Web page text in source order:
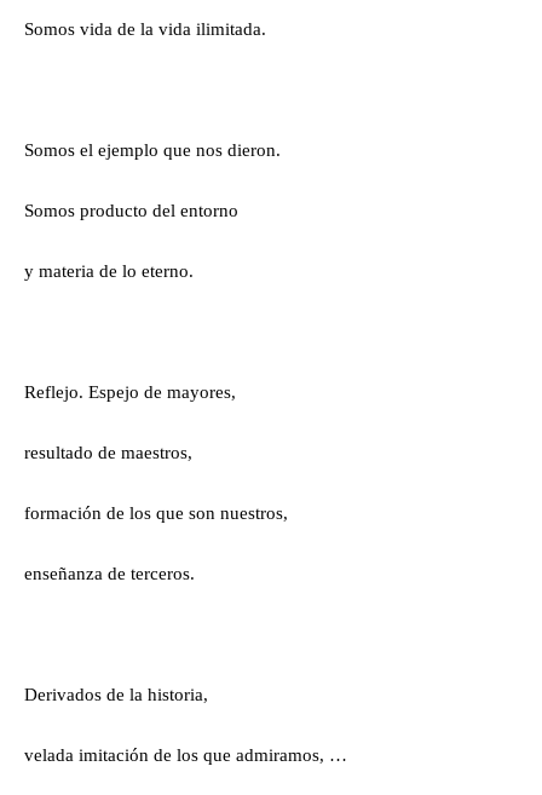
Somos vida de la vida ilimitada.
Somos el ejemplo que nos dieron.
Somos producto del entorno
y materia de lo eterno.
Reflejo. Espejo de mayores,
resultado de maestros,
formación de los que son nuestros,
enseñanza de terceros.
Derivados de la historia,
velada imitación de los que admiramos, …